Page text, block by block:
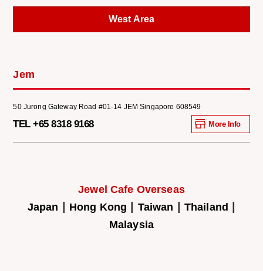
West Area
Jem
50 Jurong Gateway Road #01-14 JEM Singapore 608549
TEL +65 8318 9168 More Info
Jewel Cafe Overseas
Japan | Hong Kong | Taiwan | Thailand |
Malaysia